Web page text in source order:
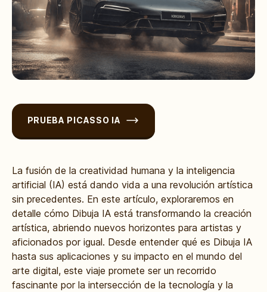
PRUEBA PICASSO IA
La fusión de la creatividad humana y la inteligencia
artificial (IA) está dando vida a una revolución artística
sin precedentes. En este artículo, exploraremos en
detalle cómo Dibuja IA está transformando la creación
artística, abriendo nuevos horizontes para artistas y
aficionados por igual. Desde entender qué es Dibuja IA
hasta sus aplicaciones y su impacto en el mundo del
arte digital, este viaje promete ser un recorrido
fascinante por la intersección de la tecnología y la